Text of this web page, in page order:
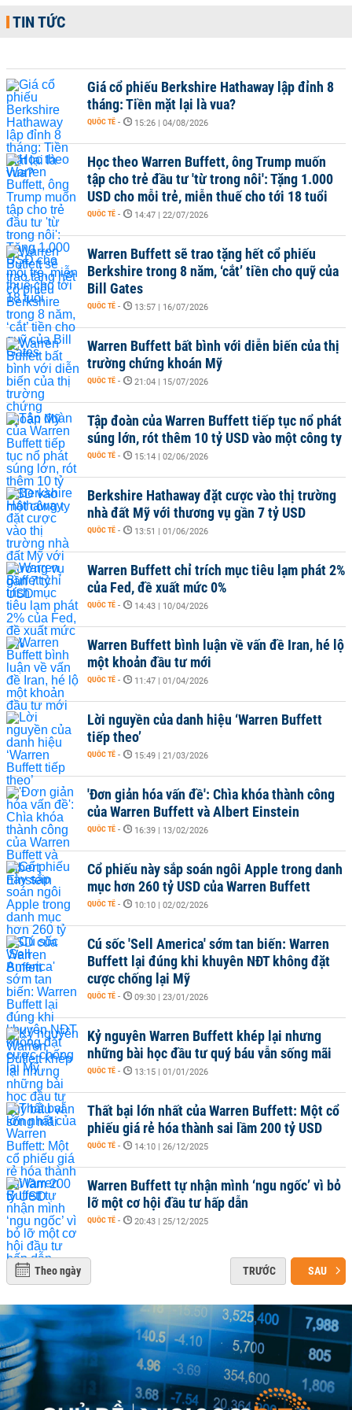
TIN TỨC
Giá cổ phiếu Berkshire Hathaway lập đỉnh 8
tháng: Tiền mặt lại là vua?
QUỐC TẾ - 15:26 | 04/08/2026
Học theo Warren Buffett, ông Trump muốn
tập cho trẻ đầu tư 'từ trong nôi': Tặng 1.000
USD cho mỗi trẻ, miễn thuế cho tới 18 tuổi
QUỐC TẾ - 14:47 | 22/07/2026
Warren Buffett sẽ trao tặng hết cổ phiếu
Berkshire trong 8 năm, ‘cắt’ tiền cho quỹ của
Bill Gates
QUỐC TẾ - 13:57 | 16/07/2026
Warren Buffett bất bình với diễn biến của thị
trường chứng khoán Mỹ
QUỐC TẾ - 21:04 | 15/07/2026
Tập đoàn của Warren Buffett tiếp tục nổ phát
súng lớn, rót thêm 10 tỷ USD vào một công ty
QUỐC TẾ - 15:14 | 02/06/2026
Berkshire Hathaway đặt cược vào thị trường
nhà đất Mỹ với thương vụ gần 7 tỷ USD
QUỐC TẾ - 13:51 | 01/06/2026
Warren Buffett chỉ trích mục tiêu lạm phát 2%
của Fed, đề xuất mức 0%
QUỐC TẾ - 14:43 | 10/04/2026
Warren Buffett bình luận về vấn đề Iran, hé lộ
một khoản đầu tư mới
QUỐC TẾ - 11:47 | 01/04/2026
Lời nguyền của danh hiệu ‘Warren Buffett
tiếp theo’
QUỐC TẾ - 15:49 | 21/03/2026
'Đơn giản hóa vấn đề': Chìa khóa thành công
của Warren Buffett và Albert Einstein
QUỐC TẾ - 16:39 | 13/02/2026
Cổ phiếu này sắp soán ngôi Apple trong danh
mục hơn 260 tỷ USD của Warren Buffett
QUỐC TẾ - 10:10 | 02/02/2026
Cú sốc 'Sell America' sớm tan biến: Warren
Buffett lại đúng khi khuyên NĐT không đặt
cược chống lại Mỹ
QUỐC TẾ - 09:30 | 23/01/2026
Kỷ nguyên Warren Buffett khép lại nhưng
những bài học đầu tư quý báu vẫn sống mãi
QUỐC TẾ - 13:15 | 01/01/2026
Thất bại lớn nhất của Warren Buffett: Một cổ
phiếu giá rẻ hóa thành sai lầm 200 tỷ USD
QUỐC TẾ - 14:10 | 26/12/2025
Warren Buffett tự nhận mình ‘ngu ngốc’ vì bỏ
lỡ một cơ hội đầu tư hấp dẫn
QUỐC TẾ - 20:43 | 25/12/2025
Theo ngày TRƯỚC SAU